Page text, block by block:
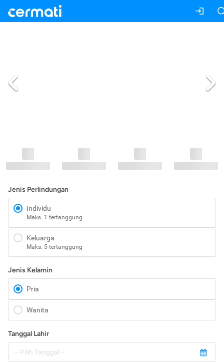
Jenis Perlindungan
Individu
Maks. 1 tertanggung
Keluarga
Maks. 5 tertanggung
Jenis Kelamin
Pria
Wanita
Tanggal Lahir